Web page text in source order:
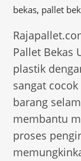
bekas, pallet
Pallet Bekas
plastik
sangat
barang
membantu
proses